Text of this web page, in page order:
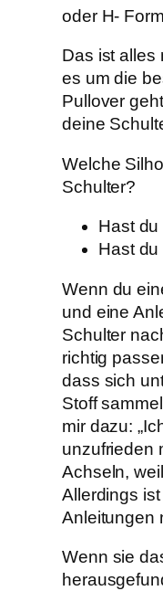
oder H-
Das ist alles
es um die
Pullover
deine
Welche
Schulter?
Hast
Hast
Wenn du
und eine
Schulter
richtig
dass sich
Stoff
mir dazu:
unzufrieden
Achseln,
Allerdings
Anleitungen
Wenn sie